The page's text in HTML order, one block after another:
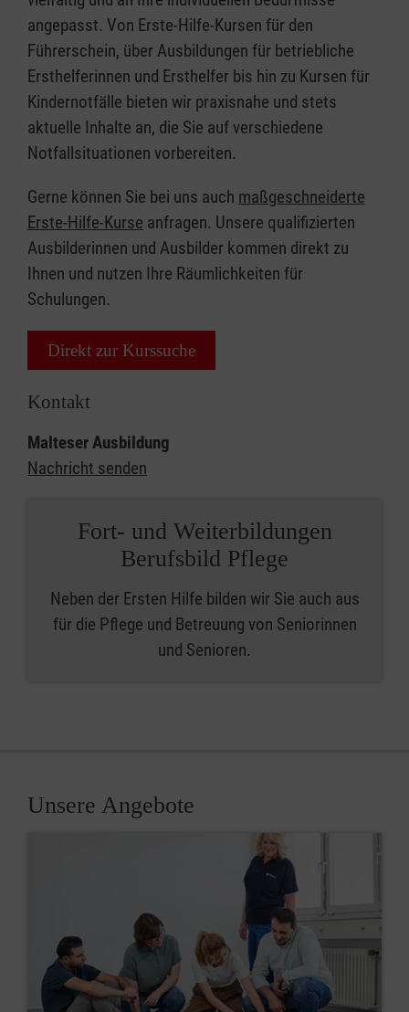
angepasst. Von Erste-Hilfe-Kursen für den
Führerschein, über Ausbildungen für betriebliche
Ersthelferinnen und Ersthelfer bis hin zu Kursen für
Kindernotfälle bieten wir praxisnahe und stets
aktuelle Inhalte an, die Sie auf verschiedene
Notfallsituationen vorbereiten.
Gerne können Sie bei uns auch maßgeschneiderte
Erste-Hilfe-Kurse anfragen. Unsere qualifizierten
Ausbilderinnen und Ausbilder kommen direkt zu
Ihnen und nutzen Ihre Räumlichkeiten für
Schulungen.
Direkt zur Kurssuche
Kontakt
Malteser Ausbildung
Nachricht senden
Fort- und Weiterbildungen
Berufsbild Pflege
Neben der Ersten Hilfe bilden wir Sie auch aus
für die Pflege und Betreuung von Seniorinnen
und Senioren.
Unsere Angebote